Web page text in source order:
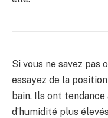
Si vous ne savez
essayez de la
bain. Ils ont
d’humidité plus